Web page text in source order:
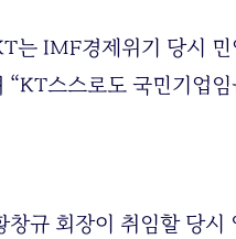
는 IMF경제위기 당시
“KT스스로도 국민기업
창규 회장이 취임할 당